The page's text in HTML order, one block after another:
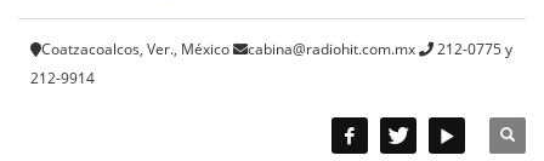
Coatzacoalcos, Ver., México cabina@radiohit.com.mx
212-0775 y
212-9914